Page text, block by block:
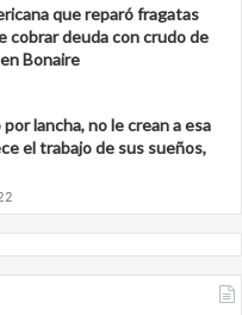
que reparó fragatas
cobrar deuda con crudo de
Bonaire
lancha, no le crean a esa
el trabajo de sus sueños,